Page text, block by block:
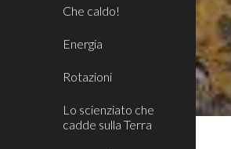
Che caldo!
Energia
Rotazioni
Lo scienziato che
cadde sulla Terra